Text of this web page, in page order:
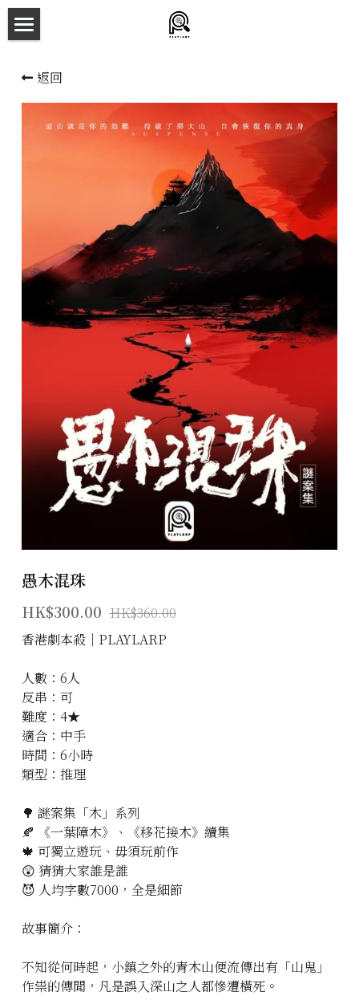
新本預告
拼團快團群組
劇本殺介紹
新手須知
會員優惠
學生優惠
主持/劇本招募
傳媒報道
聯絡我們
搜索
返回
愚木混珠
HK$300.00 HK$360.00
香港劇本殺│PLAYLARP
人數：6人
反串：可
難度：4★
適合：中手
時間：6小時
類型：推理
🌳 謎案集「木」系列
🍂 《一葉障木》、《移花接木》續集
🍁 可獨立遊玩、毋須玩前作
😲 猜猜大家誰是誰
😈 人均字數7000，全是細節
故事簡介：
不知從何時起，小鎮之外的青木山便流傳出有「山鬼」
作祟的傳聞，凡是誤入深山之人都慘遭橫死。
商品分類
所有商品分類